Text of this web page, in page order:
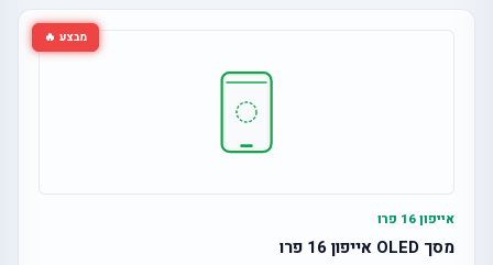
מבצע 🔥
אייפון 16 פרו
מסך OLED אייפון 16 פרו